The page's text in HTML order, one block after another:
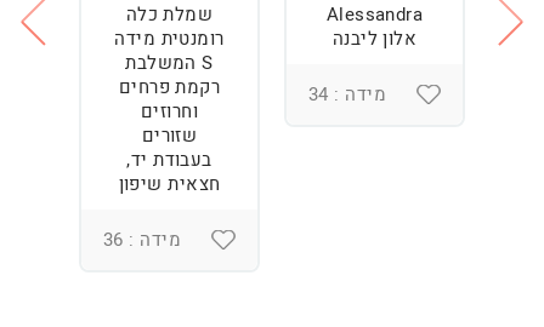
Alessandra
אלון ליבנה
מידה : 34
שמלת כלה
רומנטית מידה
S המשלבת
רקמת פרחים
וחרוזים
שזורים
בעבודת יד,
חצאית שיפון
מידה : 36